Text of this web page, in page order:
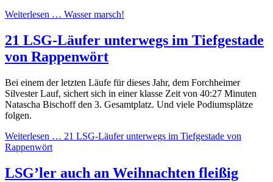
Weiterlesen … Wasser marsch!
21 LSG-Läufer unterwegs im Tiefgestade
von Rappenwört
Bei einem der letzten Läufe für dieses Jahr, dem Forchheimer
Silvester Lauf, sichert sich in einer klasse Zeit von 40:27 Minuten
Natascha Bischoff den 3. Gesamtplatz. Und viele Podiumsplätze
folgen.
Weiterlesen … 21 LSG-Läufer unterwegs im Tiefgestade von
Rappenwört
LSG’ler auch an Weihnachten fleißig